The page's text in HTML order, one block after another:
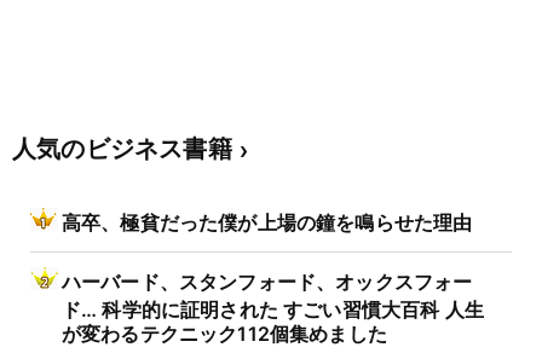
人気のビジネス書籍
高卒、極貧だった僕が上場の鐘を鳴らせた理由
ハーバード、スタンフォード、オックスフォー
ド… 科学的に証明された すごい習慣大百科 人生
が変わるテクニック112個集めました